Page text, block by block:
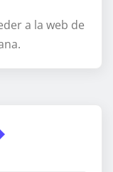
a la web de